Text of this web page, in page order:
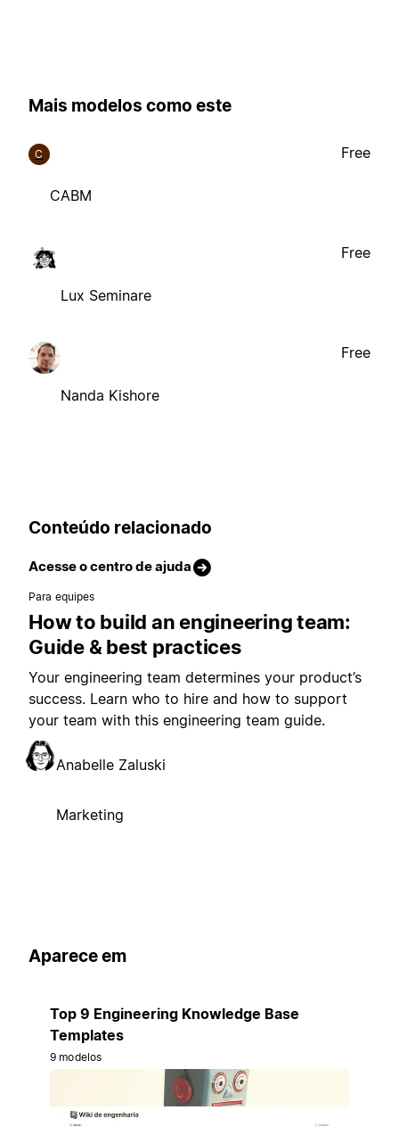
Mais modelos como este
C
CABM
Free
Lux Seminare
Free
Nanda Kishore
Free
Conteúdo relacionado
Acesse o centro de ajuda
Para equipes
How to build an engineering team:
Guide & best practices
Your engineering team determines your product’s
success. Learn who to hire and how to support
your team with this engineering team guide.
Anabelle Zaluski
Marketing
Aparece em
Top 9 Engineering Knowledge Base
Templates
9 modelos